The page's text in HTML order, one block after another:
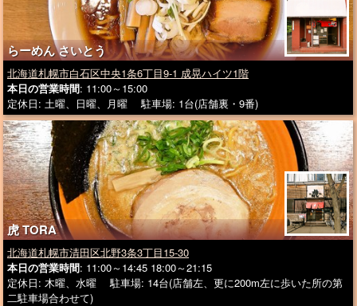
らーめん さいとう
北海道札幌市白石区中央1条6丁目9-1 成晃ハイツ1階
本日の営業時間: 11:00～15:00
定休日: 土曜、日曜、月曜 駐車場: 1台(店舗裏・9番)
虎 TORA
北海道札幌市清田区北野3条3丁目15-30
本日の営業時間: 11:00～14:45 18:00～21:15
定休日: 木曜、水曜 駐車場: 14台(店舗左、更に200m左に歩いた所の第
二駐車場合わせて)